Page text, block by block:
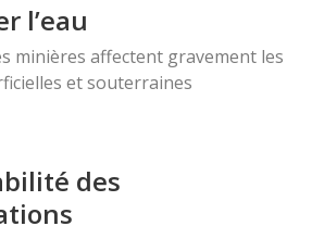
l’eau
minières affectent gravement les
et souterraines
des